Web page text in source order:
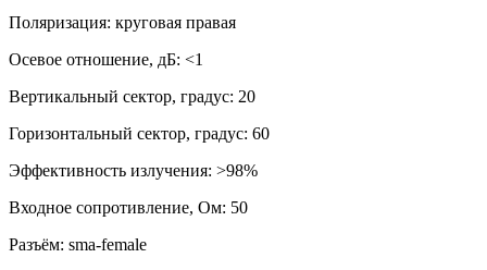
Поляризация: круговая правая
Осевое отношение, дБ: <1
Вертикальный сектор, градус: 20
Горизонтальный сектор, градус: 60
Эффективность излучения: >98%
Входное сопротивление, Ом: 50
Разъём: sma-female